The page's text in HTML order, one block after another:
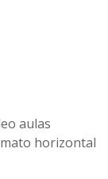
aulas
horizontal